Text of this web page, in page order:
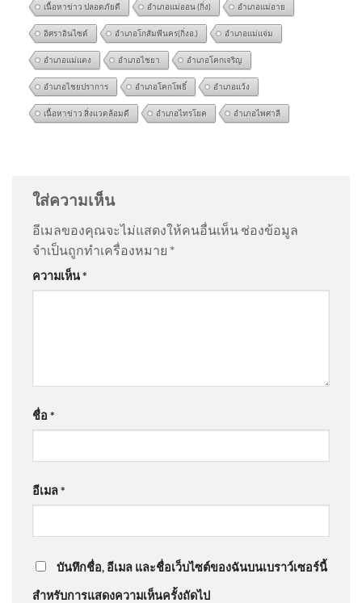
เนื้อหาข่าว ปลอดภัยดี อำเภอแม่ออน (กิ่ง) อำเภอแม่อาย
อิศราอินไซด์ อำเภอโกสัมพีนคร(กิ่งอ.) อำเภอแม่แจ่ม
อำเภอแม่แตง อำเภอไชยา อำเภอโคกเจริญ
อำเภอไชยปราการ อำเภอโคกโพธิ์ อำเภอแว้ง
เนื้อหาข่าว สิ่งแวดล้อมดี อำเภอไทรโยค อำเภอไพศาลี
ใต้แลไ
@steveleeeo
ด่วน เปิดใจ “ตัสนีม” แต่งหน้าแบบนี้มา
10 ปี ไม่เคยกระทบงาน
ดูมีเอกลักษณ์มากกว่า…
มี3ศ่าลไปให้สุด
ชดใช้ “ต้อม รชนีกร” 7.7 ล้าน อัพเดทข่าว
ใส่ความเห็น
อีเมลของคุณจะไม่แสดงให้คนอื่นเห็น ช่องข้อมูล
จำเป็นถูกทำเครื่องหมาย *
ความเห็น*
ชื่อ *
อีเมล*
บันทึกชื่อ, อีเมล และชื่อเว็บไซต์ของฉันบนเบราว์เซอร์นี้
สำหรับการแสดงความเห็นครั้งถัดไป